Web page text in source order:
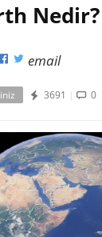
Nedir?
email
3691 | 0